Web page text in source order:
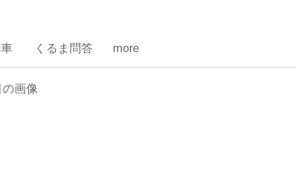
くるま問答 more
画像